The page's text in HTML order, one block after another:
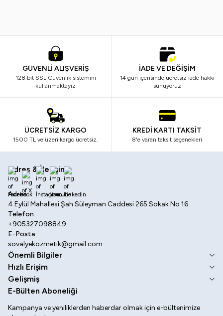
GÜVENLİ ALIŞVERİŞ
128 bit SSL Güvenlik sistemini
kullanmaktayız
İADE VE DEĞİŞİM
14 gün içerisinde ücretsiz iade hakkı
sunuyoruz
ÜCRETSİZ KARGO
1500 TL ve üzeri kargo ücretsiz.
KREDİ KARTI TAKSİT
8'e varan taksit seçenekleri
Adres & İletişim
Adres
4 Eylül Mahallesi Şah Süleyman Caddesi 265 Sokak No 16
Telefon
+905327098849
E-Posta
sovalyekozmetik@gmail.com
Facebook
X İnstagram
Youtube
Önemli Bilgiler
Hızlı Erişim
Gelişmiş
E-Bülten Aboneliği
Kampanya ve yeniliklerden haberdar olmak için e-bültenimize